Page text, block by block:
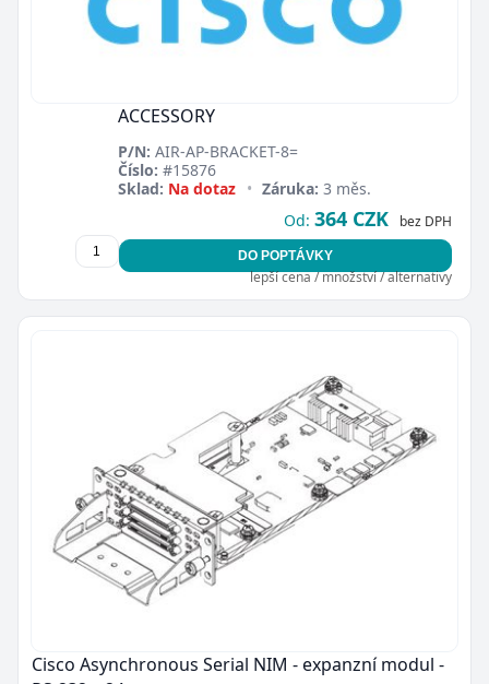
ACCESSORY
P/N: AIR-AP-BRACKET-8=
Číslo: #15876
Sklad: Na dotaz • Záruka: 3 měs.
Od: 364 CZK bez DPH
DO POPTÁVKY
lepší cena / množství / alternativy
Cisco Asynchronous Serial NIM - expanzní modul -